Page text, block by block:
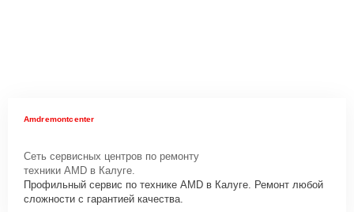
Amdremontcenter
Сеть сервисных центров по ремонту
техники AMD в Калуге.
Профильный сервис по технике AMD в Калуге. Ремонт любой
сложности с гарантией качества.